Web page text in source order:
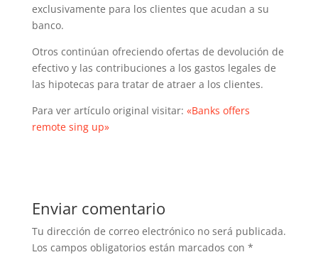
exclusivamente para los clientes que acudan a su
banco.
Otros continúan ofreciendo ofertas de devolución de
efectivo y las contribuciones a los gastos legales de
las hipotecas para tratar de atraer a los clientes.
Para ver artículo original visitar: «Banks offers
remote sing up»
Enviar comentario
Tu dirección de correo electrónico no será publicada.
Los campos obligatorios están marcados con *